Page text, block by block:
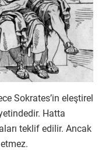
Sokrates’in eleştirel
Hatta
teklif edilir. Ancak